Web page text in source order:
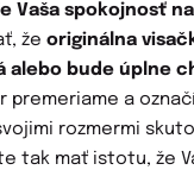
je Vaša spokojnosť
že originálna
alebo bude úplne
premeriame a
rozmermi
tak mať istotu, že